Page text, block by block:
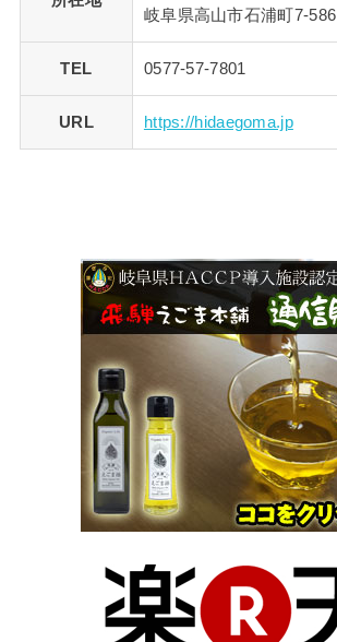
岐阜県高山市石浦町7-586
TEL 0577-57-7801
URL https://hidaegoma.jp